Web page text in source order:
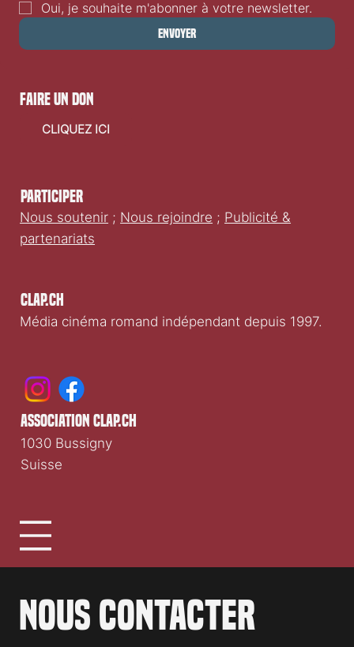
Oui, je souhaite m'abonner à votre newsletter.
Envoyer
Clap.ch
Média cinéma romand indépendant depuis 1997.
Participer
Nous soutenir ; Nous rejoindre ; Publicité &
partenariats
Nous contacter
faire un don
CLIQUEZ ICI
association clap.ch
1030 Bussigny
Suisse